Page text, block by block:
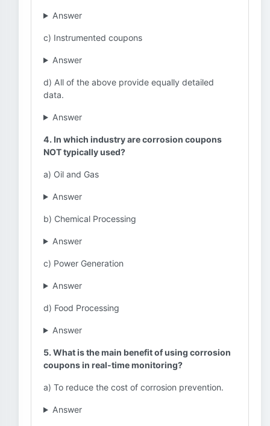
Answer
c) Instrumented coupons
Answer
d) All of the above provide equally detailed
data.
Answer
4. In which industry are corrosion coupons
NOT typically used?
a) Oil and Gas
Answer
b) Chemical Processing
Answer
c) Power Generation
Answer
d) Food Processing
Answer
5. What is the main benefit of using corrosion
coupons in real-time monitoring?
a) To reduce the cost of corrosion prevention.
Answer